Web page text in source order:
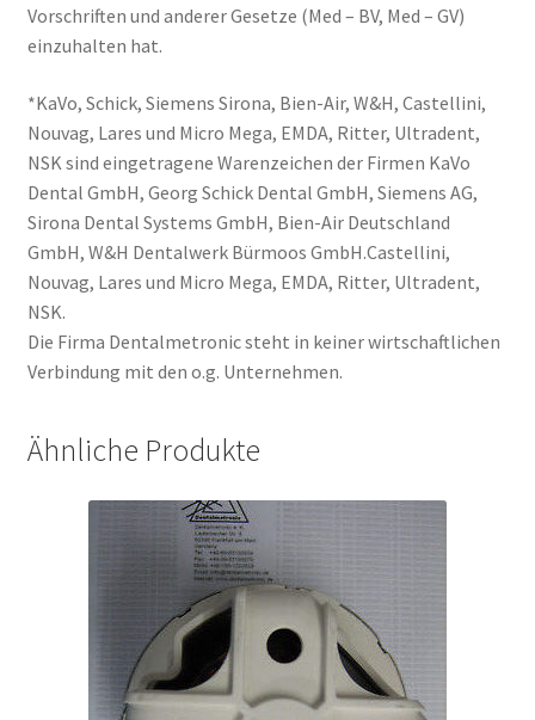
Vorschriften und anderer Gesetze (Med – BV, Med – GV)
einzuhalten hat.
*KaVo, Schick, Siemens Sirona, Bien-Air, W&H, Castellini,
Nouvag, Lares und Micro Mega, EMDA, Ritter, Ultradent,
NSK sind eingetragene Warenzeichen der Firmen KaVo
Dental GmbH, Georg Schick Dental GmbH, Siemens AG,
Sirona Dental Systems GmbH, Bien-Air Deutschland
GmbH, W&H Dentalwerk Bürmoos GmbH.Castellini,
Nouvag, Lares und Micro Mega, EMDA, Ritter, Ultradent,
NSK.
Die Firma Dentalmetronic steht in keiner wirtschaftlichen
Verbindung mit den o.g. Unternehmen.
Ähnliche Produkte